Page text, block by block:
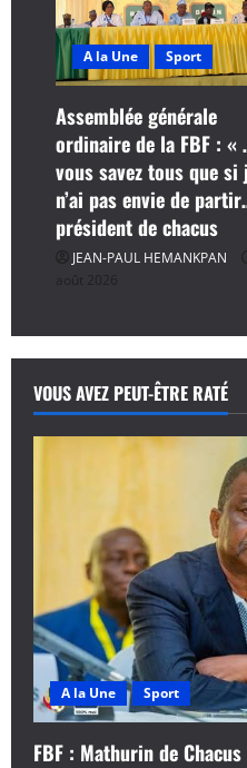
A la Une Sport
Assemblée générale
ordinaire de la FBF : «
vous savez tous que si
n’ai pas envie de
président de chacus
JEAN-PAUL HEMANKPAN
août 2026
VOUS AVEZ PEUT-ÊTRE RATÉ
A la Une Sport
FBF : Mathurin de